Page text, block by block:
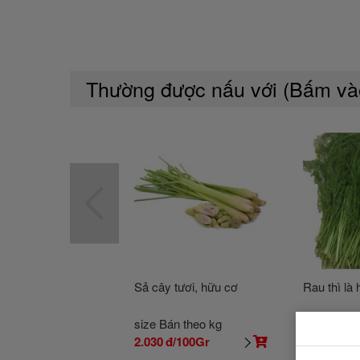
Thường được nấu với (Bấm
Sả cây tươi, hữu cơ
size Bán theo kg
2.030đ/100Gr
Rau thì là
6.090đ/